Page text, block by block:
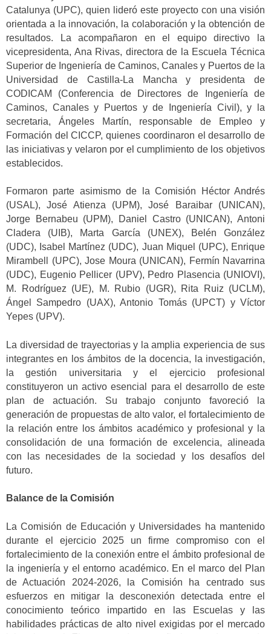
Catalunya (UPC), quien lideró este proyecto con una visión
orientada a la innovación, la colaboración y la obtención de
resultados. La acompañaron en el equipo directivo la
vicepresidenta, Ana Rivas, directora de la Escuela Técnica
Superior de Ingeniería de Caminos, Canales y Puertos de la
Universidad de Castilla-La Mancha y presidenta de
CODICAM (Conferencia de Directores de Ingeniería de
Caminos, Canales y Puertos y de Ingeniería Civil), y la
secretaria, Ángeles Martín, responsable de Empleo y
Formación del CICCP, quienes coordinaron el desarrollo de
las iniciativas y velaron por el cumplimiento de los objetivos
establecidos.
Formaron parte asimismo de la Comisión Héctor Andrés
(USAL), José Atienza (UPM), José Baraibar (UNICAN),
Jorge Bernabeu (UPM), Daniel Castro (UNICAN), Antoni
Cladera (UIB), Marta García (UNEX), Belén González
(UDC), Isabel Martínez (UDC), Juan Miquel (UPC), Enrique
Mirambell (UPC), Jose Moura (UNICAN), Fermín Navarrina
(UDC), Eugenio Pellicer (UPV), Pedro Plasencia (UNIOVI),
M. Rodríguez (UE), M. Rubio (UGR), Rita Ruiz (UCLM),
Ángel Sampedro (UAX), Antonio Tomás (UPCT) y Víctor
Yepes (UPV).
La diversidad de trayectorias y la amplia experiencia de sus
integrantes en los ámbitos de la docencia, la investigación,
la gestión universitaria y el ejercicio profesional
constituyeron un activo esencial para el desarrollo de este
plan de actuación. Su trabajo conjunto favoreció la
generación de propuestas de alto valor, el fortalecimiento de
la relación entre los ámbitos académico y profesional y la
consolidación de una formación de excelencia, alineada
con las necesidades de la sociedad y los desafíos del
futuro.
Balance de la Comisión
La Comisión de Educación y Universidades ha mantenido
durante el ejercicio 2025 un firme compromiso con el
fortalecimiento de la conexión entre el ámbito profesional de
la ingeniería y el entorno académico. En el marco del Plan
de Actuación 2024-2026, la Comisión ha centrado sus
esfuerzos en mitigar la desconexión detectada entre el
conocimiento teórico impartido en las Escuelas y las
habilidades prácticas de alto nivel exigidas por el mercado